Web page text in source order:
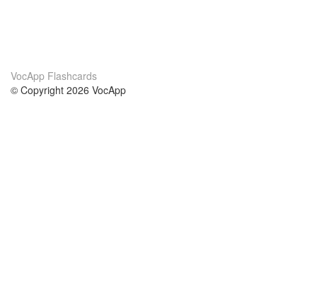
VocApp Flashcards
© Copyright 2026 VocApp